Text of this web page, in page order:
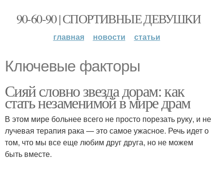
90-60-90 | СПОРТИВНЫЕ ДЕВУШКИ
главная новости статьи
Ключевые факторы
Сияй словно звезда дорам: как
стать незаменимой в мире драм
В этом мире больнее всего не просто порезать руку, и не
лучевая терапия рака — это самое ужасное. Речь идет о
том, что мы все еще любим друг друга, но не можем
быть вместе.